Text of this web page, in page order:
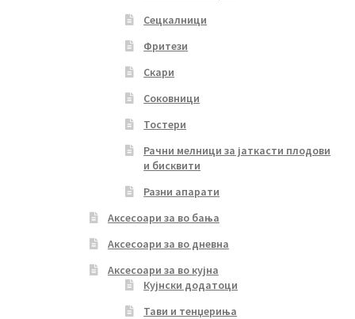
Сецкалници
Фритези
Скари
Соковници
Тостери
Рачни мелници за јаткасти плодови
и бисквити
Разни апарати
Аксесоари за во бања
Аксесоари за во дневна
Аксесоари за во кујна
Кујнски додатоци
Тави и тенџериња